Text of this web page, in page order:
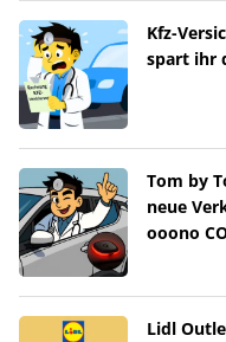
Kfz-
spart ihr
Tom by
neue
ooono
Lidl